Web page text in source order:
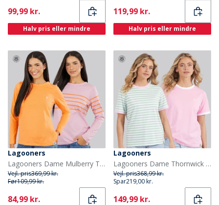
Current
99,99 kr.
Halv pris eller mindre
Current
119,99 kr.
Halv pris eller mindre
Lagooners
Lagooners Dame Mulberry To Pak T Shirts Pink/Orange
Vejl. pris369,99 kr.
Før109,99 kr.
Current
84,99 kr.
Lagooners
Lagooners Dame Thornwick To Pak T Shirts Pink/Mint
Vejl. pris368,99 kr.
Spar219,00 kr.
Current
149,99 kr.